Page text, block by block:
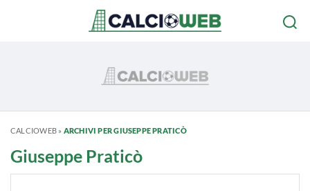
CALCIOWEB» ARCHIVI PER GIUSEPPE PRATICÒ
Giuseppe Praticò